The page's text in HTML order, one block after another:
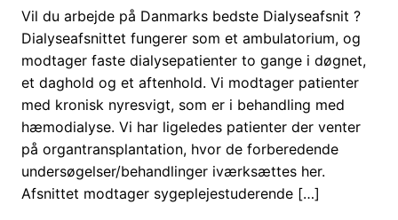
Vil du arbejde på Danmarks bedste Dialyseafsnit ?
Dialyseafsnittet fungerer som et ambulatorium, og
modtager faste dialysepatienter to gange i døgnet,
et daghold og et aftenhold. Vi modtager patienter
med kronisk nyresvigt, som er i behandling med
hæmodialyse. Vi har ligeledes patienter der venter
på organtransplantation, hvor de forberedende
undersøgelser/behandlinger iværksættes her.
Afsnittet modtager sygeplejestuderende […]